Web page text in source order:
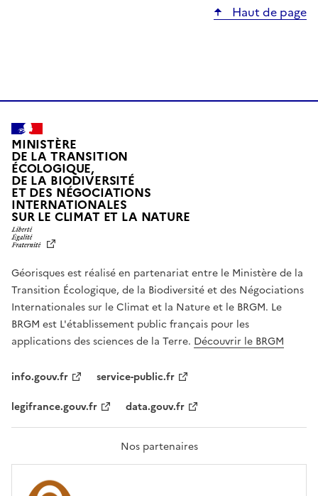
Haut de page
MINISTÈRE
DE LA TRANSITION
ÉCOLOGIQUE,
DE LA BIODIVERSITÉ
ET DES NÉGOCIATIONS
INTERNATIONALES
SUR LE CLIMAT ET LA NATUREL
T
É
,
É
G
A
L
F
A
T
R
Géorisques est réalisé en partenariat entre le Ministère de la
Transition Écologique, de la Biodiversité et des Négociations
Internationales sur le Climat et la Nature et le BRGM. Le
BRGM est L'établissement public français pour les
applications des sciences de la Terre. Découvrir le BRGM
info.gouv.fr
service-public.fr
legifrance.gouv.fr
data.gouv.fr
Nos partenaires